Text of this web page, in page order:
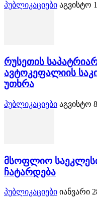
პუბლიკაციები აგვისტო
რუსეთის
ავტოკეფალიის
უთხრა
პუბლიკაციები აგვისტო
მსოფლიო
ჩატარდება
პუბლიკაციები იანვარი